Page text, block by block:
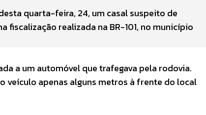
quarta-feira, 24, um casal suspeito de
realizada na BR-101, no município
a um automóvel que trafegava pela rodovia.
veículo apenas alguns metros à frente do local